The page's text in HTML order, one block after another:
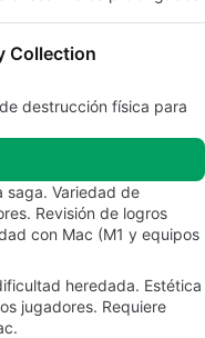
Collection
destrucción física para
saga. Variedad de
Revisión de logros
con Mac (M1 y equipos
heredada. Estética
jugadores. Requiere